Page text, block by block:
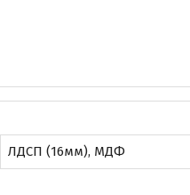
ЛДСП (16мм), МДФ